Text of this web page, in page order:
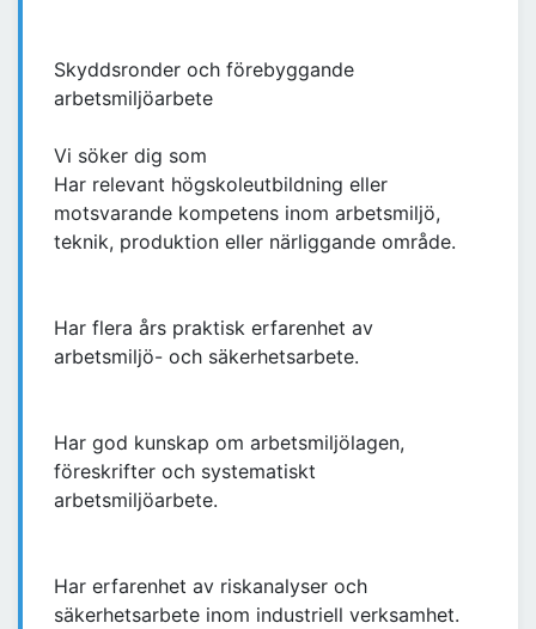
Skyddsronder och förebyggande
arbetsmiljöarbete
Vi söker dig som
Har relevant högskoleutbildning eller
motsvarande kompetens inom arbetsmiljö,
teknik, produktion eller närliggande område.
Har flera års praktisk erfarenhet av
arbetsmiljö- och säkerhetsarbete.
Har god kunskap om arbetsmiljölagen,
föreskrifter och systematiskt
arbetsmiljöarbete.
Har erfarenhet av riskanalyser och
säkerhetsarbete inom industriell verksamhet.